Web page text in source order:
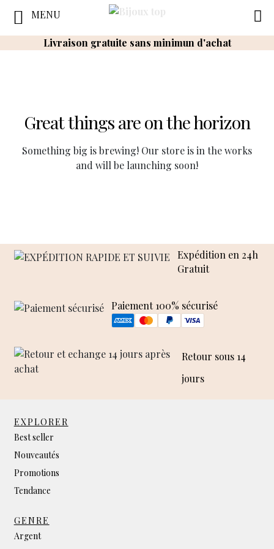
Livraison gratuite sans minimun d'achat
Great things are on the horizon
Something big is brewing! Our store is in the works
and will be launching soon!
Expédition en 24h
Gratuit
Paiement 100% sécurisé
Retour sous 14
jours
EXPLORER
Best seller
Nouveautés
Promotions
Tendance
GENRE
Argent
MENU